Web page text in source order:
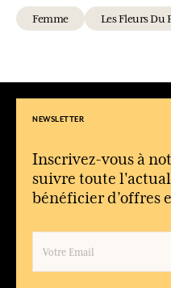
Femme Les Fleurs Du
NEWSLETTER
Inscrivez-vous à
suivre toute
bénéficier d’offres